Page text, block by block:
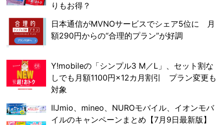
りもお得？
日本通信がMVNOサービスでシェア5位に 月
額290円からの“合理的プラン”が好調
Y!mobileの「シンプル3 M／L」、セット割な
しでも月額1100円×12カ月割引 プラン変更も
対象
IIJmio、mineo、NUROモバイル、イオンモバ
イルのキャンペーンまとめ【7月9日最新版】